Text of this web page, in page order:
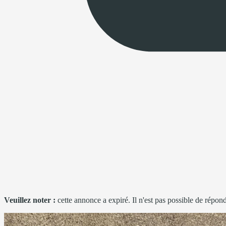
Veuillez noter : cette annonce a expiré. Il n'est pas possible de